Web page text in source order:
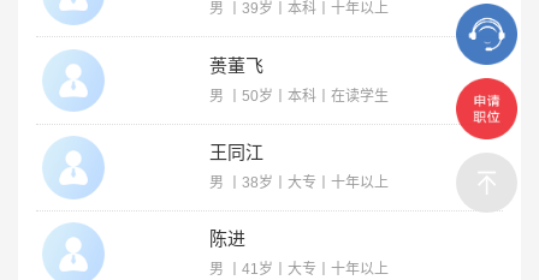
男 丨39岁丨本科丨十年以上
蒉董飞
男 丨50岁丨本科丨在读学生
王同江
男 丨38岁丨大专丨十年以上
陈进
男 丨41岁丨大专丨十年以上